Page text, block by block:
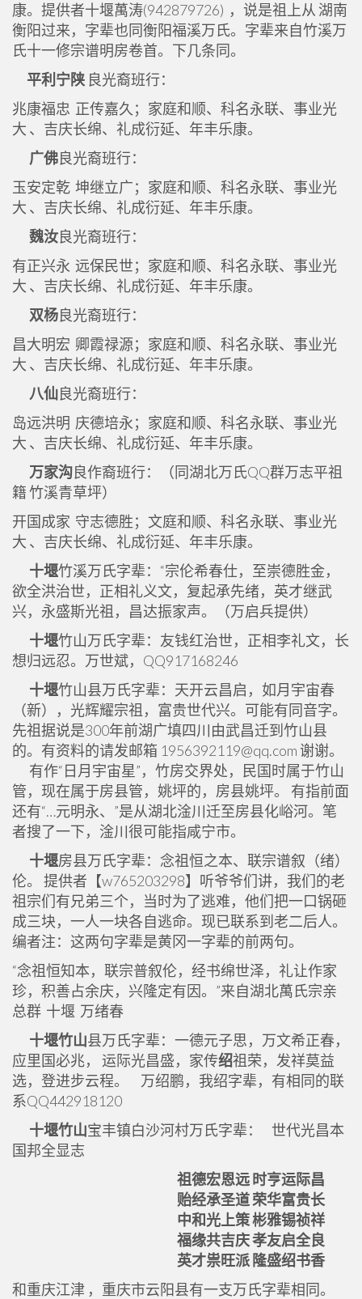
康。提供者十堰萬涛(942879726) ，说是祖上从 湖南
衡阳过来，字辈也同衡阳福溪万氏。字辈来自竹溪万
氏十一修宗谱明房卷首。下几条同。
平利宁陕 良光裔班行：
兆康福忠 正传嘉久；家庭和顺、科名永联、事业光
大 、吉庆长绵、礼成衍延、年丰乐康。
广佛良光裔班行：
玉安定乾 坤继立广；家庭和顺、科名永联、事业光
大 、吉庆长绵、礼成衍延、年丰乐康。
魏汝良光裔班行：
有正兴永 远保民世；家庭和顺、科名永联、事业光
大 、吉庆长绵、礼成衍延、年丰乐康。
双杨良光裔班行：
昌大明宏 卿霞禄源；家庭和顺、科名永联、事业光
大 、吉庆长绵、礼成衍延、年丰乐康。
八仙良光裔班行：
岛远洪明 庆德培永；家庭和顺、科名永联、事业光
大 、吉庆长绵、礼成衍延、年丰乐康。
万家沟良作裔班行：（同湖北万氏QQ群万志平祖
籍 竹溪青草坪）
开国成家 守志德胜；文庭和顺、科名永联、事业光
大 、吉庆长绵、礼成衍延、年丰乐康。
十堰竹溪万氏字辈：“宗伦希春仕，至崇德胜金，
欲全洪治世，正相礼义文，复起承先绪，英才继武
兴，永盛斯光祖，昌达振家声。（万启兵提供）
十堰竹山万氏字辈：友钱红治世，正相李礼文，长
想归远忍。万世斌，QQ917168246
十堰竹山县万氏字辈：天开云昌启，如月宇宙春
（新），光辉耀宗祖，富贵世代兴。可能有同音字。
先祖据说是300年前湖广填四川由武昌迁到竹山县
的。有资料的请发邮箱 1956392119@qq.com 谢谢。
有作“日月宇宙星”，竹房交界处，民国时属于竹山
管，现在属于房县管，姚坪的，房县姚坪。 有指前面
还有“…元明永、”是从湖北淦川迁至房县化峪河。笔
者搜了一下，淦川很可能指咸宁市。
十堰房县万氏字辈：念祖恒之本、联宗谱叙（绪）
伦。 提供者【w765203298】听爷爷们讲，我们的老
祖宗们有兄弟三个，当时为了逃难，他们把一口锅砸
成三块，一人一块各自逃命。现已联系到老二后人。
编者注：这两句字辈是黄冈一字辈的前两句。
“念祖恒知本，联宗普叙伦，经书绵世泽，礼让作家
珍，积善占余庆，兴隆定有因。”来自湖北萬氏宗亲
总群 十堰 万绪春
十堰竹山县万氏字辈：一德元子思，万文希正春，
应里国必兆， 运际光昌盛，家传绍祖荣，发祥莫益
选，登进步云程。 万绍鹏，我绍字辈，有相同的联
系QQ442918120
十堰竹山宝丰镇白沙河村万氏字辈： 世代光昌本
国邦全显志
祖德宏恩远 时亨运际昌
贻经承圣道 荣华富贵长
中和光上策 彬雅锡祯祥
福缘共吉庆 孝友启全良
英才祟旺派 隆盛绍书香
和重庆江津 ，重庆市云阳县有一支万氏字辈相同。